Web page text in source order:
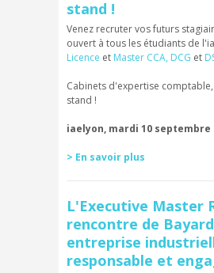
stand !
Venez recruter vos futurs
ouvert à tous les étudiants de
Licence et Master CCA, DCG et
Cabinets d'expertise
stand !
iaelyon, mardi 10 septembre
> En savoir plus
L'Executive Master
rencontre de
entreprise
responsable et